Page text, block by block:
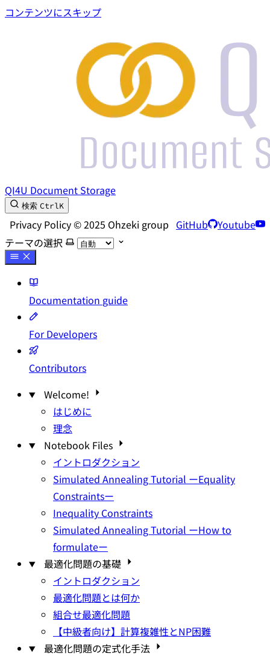
コンテンツにスキップ
QI4U Document Storage
検索 CtrlK
Privacy Policy © 2025 Ohzeki group GitHub
Youtube
テーマの選択
Documentation guide
For Developers
Contributors
Welcome!
はじめに
理念
Notebook Files
イントロダクション
Simulated Annealing Tutorial ーEquality
Constraintsー
Inequality Constraints
Simulated Annealing Tutorial ーHow to
formulateー
最適化問題の基礎
イントロダクション
最適化問題とは何か
組合せ最適化問題
【中級者向け】計算複雑性とNP困難
最適化問題の定式化手法